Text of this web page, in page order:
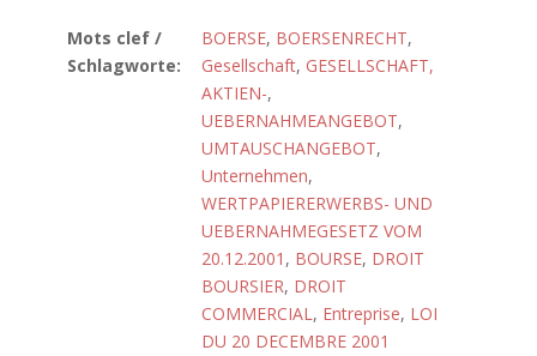
Mots clef /
Schlagworte:
BOERSE, BOERSENRECHT,
Gesellschaft, GESELLSCHAFT,
AKTIEN-,
UEBERNAHMEANGEBOT,
UMTAUSCHANGEBOT,
Unternehmen,
WERTPAPIERERWERBS- UND
UEBERNAHMEGESETZ VOM
20.12.2001 , BOURSE, DROIT
BOURSIER, DROIT
COMMERCIAL, Entreprise, LOI
DU 20 DECEMBRE 2001